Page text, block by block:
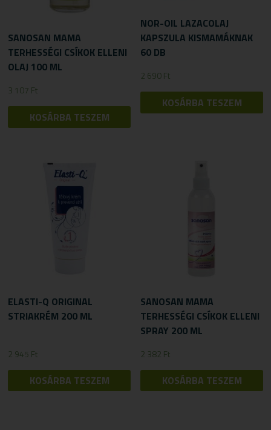
SANOSAN MAMA
TERHESSÉGI CSÍKOK ELLENI
OLAJ 100 ML
3 107 Ft
KOSÁRBA TESZEM
NOR-OIL LAZACOLAJ
KAPSZULA KISMAMÁKNAK
60 DB
2 690Ft
KOSÁRBA TESZEM
ELASTI-Q ORIGINAL
STRIAKRÉM 200 ML
2 945 Ft
KOSÁRBA TESZEM
SANOSAN MAMA
TERHESSÉGI CSÍKOK ELLENI
SPRAY 200 ML
2 382 Ft
KOSÁRBA TESZEM